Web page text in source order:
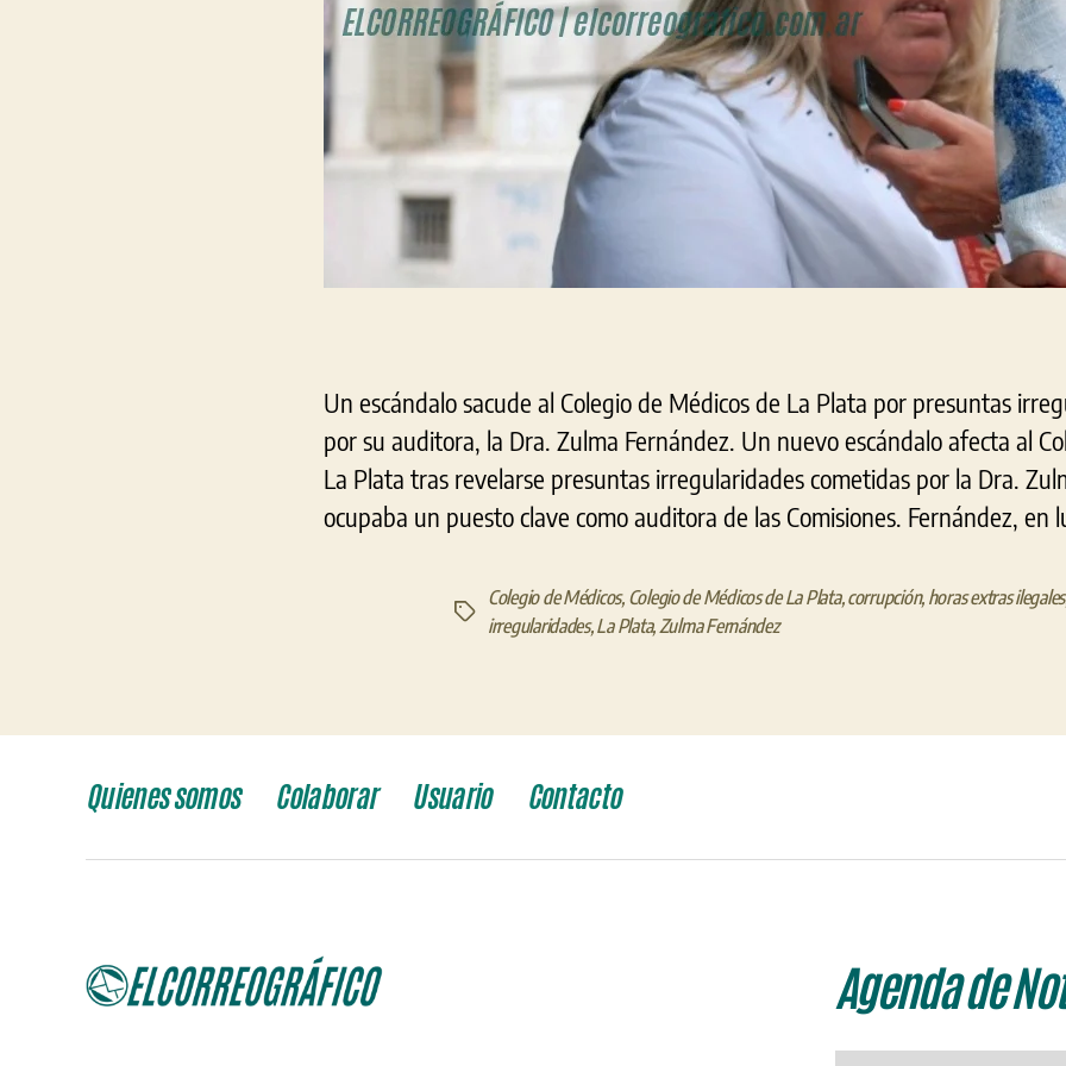
Un escándalo sacude al Colegio de Médicos de La Plata por presuntas
por su auditora, la Dra. Zulma Fernández. Un nuevo escándalo afecta al
La Plata tras revelarse presuntas irregularidades cometidas por la Dra.
ocupaba un puesto clave como auditora de las Comisiones. Fernández, en
Etiquetas
Colegio de Médicos, Colegio de Médicos de La Plata,corrupción, horas extras ilegales
irregularidades,La Plata, Zulma Fernández
Quienes somos Colaborar Usuario Contacto
Agenda de